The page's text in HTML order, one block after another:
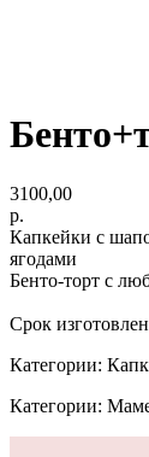
3100,00
р.
Капкейки с
ягодами
Бенто-торт с
Срок
Категории:
Категории: